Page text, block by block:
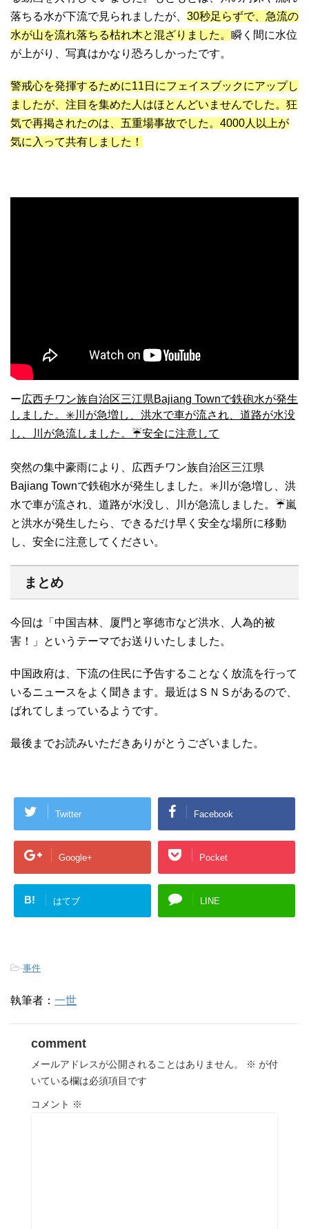
落ちる水が下流で見られましたが、 30秒足らずで、急流の
水が山を流れ落ちる枯れ木と混ざりました。 瞬く間に水位
が上がり、写真はかなり恐ろしかったです。
警戒心を発揮するために11日にフェイスブックにアップし
ましたが、注目を集めた人はほとんどいませんでした。狂
気で再掲されたのは、五重場事故でした。4000人以上が
気に入って共有しました！
ー広西チワン族自治区三江県Bajiang Townで鉄砲水が発生
しました。✳️川が急増し、洪水で車が流され、道路が水没
し、川が急流しました。☔️安全に注意して
突然の集中豪雨により、広西チワン族自治区三江県
Bajiang Townで鉄砲水が発生しました。✳️川が急増し、洪
水で車が流され、道路が水没し、川が急流しました。☔️嵐
と洪水が発生したら、できるだけ早く安全な場所に移動
し、安全に注意してください。
まとめ
今回は「中国吉林、厦門と寧徳市など洪水、人為的被
害！」というテーマでお送りいたしました。
中国政府は、下流の住民に予告することなく放流を行って
いるニュースをよく聞きます。最近はＳＮＳがあるので、
ばれてしまっているようです。
最後までお読みいただきありがとうございました。
Twitter Facebook
Google+ Pocket
B! はてブ LINE
-事件
執筆者： 一世
comment
メールアドレスが公開されることはありません。 ※ が付
いている欄は必須項目です
コメント ※